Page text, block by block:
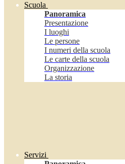
Scuola
Panoramica
Presentazione
I luoghi
Le persone
I numeri della scuola
Le carte della scuola
Organizzazione
La storia
Servizi